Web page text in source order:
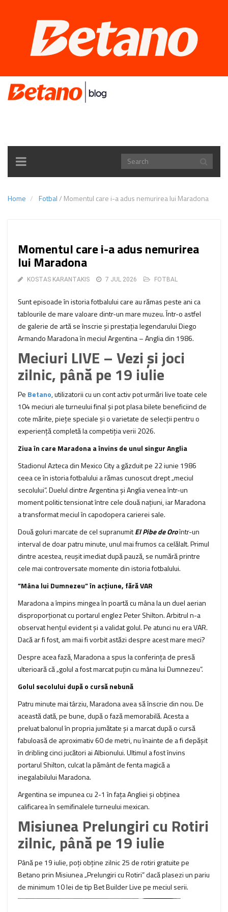
TOGGLE
NAVIGATION
Home Fotbal/ Momentul care i-a adus nemurirea lui Maradona
Momentul care i-a adus nemurirea
lui Maradona
KOSTAS KARANTAKIS 7 JUL 2026 FOTBAL
Sunt episoade în istoria fotbalului care au rămas peste ani ca
tablourile de mare valoare dintr-un mare muzeu. Într-o astfel
de galerie de artă se înscrie și prestația legendarului Diego
Armando Maradona în meciul Argentina – Anglia din 1986.
Meciuri LIVE – Vezi și joci
zilnic, până pe 19 iulie
Pe Betano, utilizatorii cu un cont activ pot urmări live toate cele
104 meciuri ale turneului final și pot plasa bilete beneficiind de
cote mărite, piețe speciale și o varietate de selecții pentru o
experiență completă la competiția verii 2026.
Ziua în care Maradona a învins de unul singur Anglia
Stadionul Azteca din Mexico City a găzduit pe 22 iunie 1986
ceea ce în istoria fotbalului a rămas cunoscut drept „meciul
secolului”. Duelul dintre Argentina și Anglia venea într-un
moment politic tensionat între cele două națiuni, iar Maradona
a transformat meciul în capodopera carierei sale.
Două goluri marcate de cel supranumitEl Pibe de Oroîntr-un
interval de doar patru minute, unul mai frumos ca celălalt. Primul
dintre acestea, reușit imediat după pauză, se numără printre
cele mai controversate momente din istoria fotbalului.
”Mâna lui Dumnezeu” în acțiune, fără VAR
Maradona a împins mingea în poartă cu mâna la un duel aerian
disproporționat cu portarul englez Peter Shilton. Arbitrul n-a
observat hențul evident și a validat golul. Pe atunci nu era VAR.
Dacă ar fi fost, am mai fi vorbit astăzi despre acest mare meci?
Despre acea fază, Maradona a spus la conferința de presă
ulterioară că „golul a fost marcat puțin cu mâna lui Dumnezeu”.
Golul secolului după o cursă nebună
Patru minute mai târziu, Maradona avea să înscrie din nou. De
această dată, pe bune, după o fază memorabilă. Acesta a
preluat balonul în propria jumătate și a marcat după o cursă
fabuloasă de aproximativ 60 de metri, nu înainte de a fi depășit
în dribling cinci jucători ai Albionului. Ultimul a fost învins
portarul Shilton, culcat la pământ de fenta magică a
inegalabilului Maradona.
Argentina se impunea cu 2-1 în fața Angliei și obținea
calificarea în semifinalele turneului mexican.
Misiunea Prelungiri cu Rotiri
zilnic, până pe 19 iulie
Până pe 19 iulie, poți obține zilnic 25 de rotiri gratuite pe
Betano prin Misiunea „Prelungiri cu Rotiri” dacă plasezi un pariu
de minimum 10 lei de tip Bet Builder Live pe meciul serii.